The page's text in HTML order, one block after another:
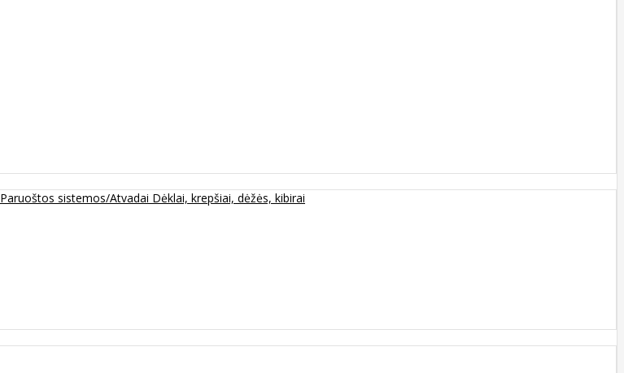
Paruoštos sistemos/Atvadai Dėklai, krepšiai, dėžės, kibirai